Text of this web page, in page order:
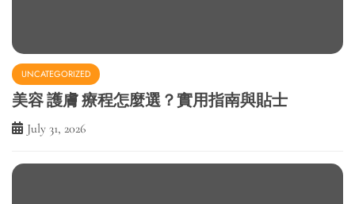
UNCATEGORIZED
美容 護膚 療程怎麼選？實用指南與貼士
July 31, 2026